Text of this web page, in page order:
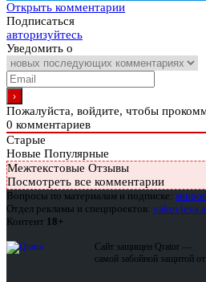
Открыть комментарии
Подписаться
авторизуйтесь
Уведомить о
Пожалуйста, войдите, чтобы
0 комментариев
Старые
Новые Популярные
Межтекстовые Отзывы
Посмотреть все комментарии
Вопросы по материалам и подписке:
Отдел рекламы и спецпроектов:
Контент 18+
Сайт защищен Qrator —
самой забойной защитой